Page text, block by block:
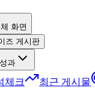
화면
즈 게시판
과
체크 최근 게시물